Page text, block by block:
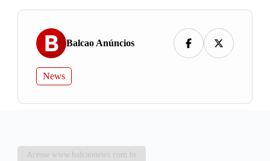
Balcao Anúncios
News
Acesse www.balcaonews.com.br